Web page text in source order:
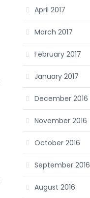
April 2017
March 2017
February 2017
January 2017
December 2016
November 2016
October 2016
September 2016
August 2016